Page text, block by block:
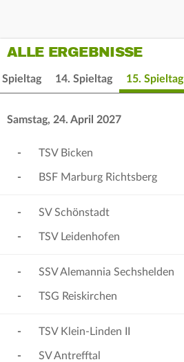
ALLE ERGEBNISSE
Spieltag 14. Spieltag 15. Spieltag
Samstag, 24. April 2027
-
-
TSV Bicken
BSF Marburg Richtsberg
-
-
SV Schönstadt
TSV Leidenhofen
-
-
SSV Alemannia Sechshelden
TSG Reiskirchen
-
-
TSV Klein-Linden II
SV Antrefftal